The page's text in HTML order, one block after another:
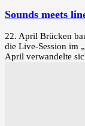
Sounds meets
22. April Brücken
die Live‑Session im
April verwandelte